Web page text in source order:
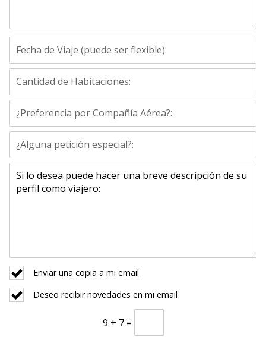
Enviar una copia a mi email
Deseo recibir novedades en mi email
9 + 7 =